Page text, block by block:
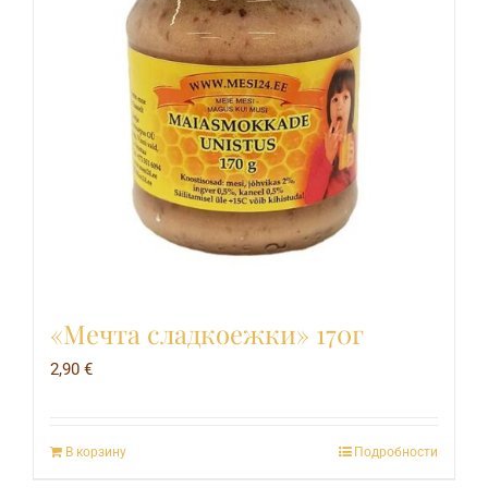
«Мечта сладкоежки» 170г
2,90 €
В корзину Подробности